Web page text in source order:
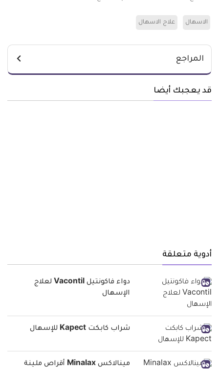
الاسهال علاج الاسهال
المراجع
قد يعجبك أيضا
أدوية متعلقة
دواء فاكونتيل Vacontil لعلاج
الإسهال
شراب كابكت Kapect للإسهال
مينالاكس Minalax أقراص ملينة